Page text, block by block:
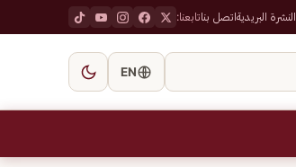
النشرة البريديةاتصل بناتابعنا:
EN